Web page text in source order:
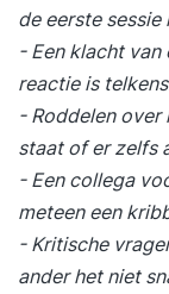
de eerste
- Een klacht
reactie is
- Roddelen
staat of er zelfs
- Een collega
meteen een
- Kritische
ander het niet